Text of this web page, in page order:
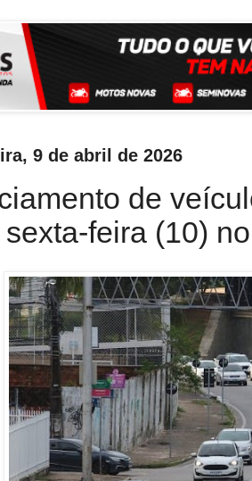
9 de abril de 2026
de
sexta-feira (10)